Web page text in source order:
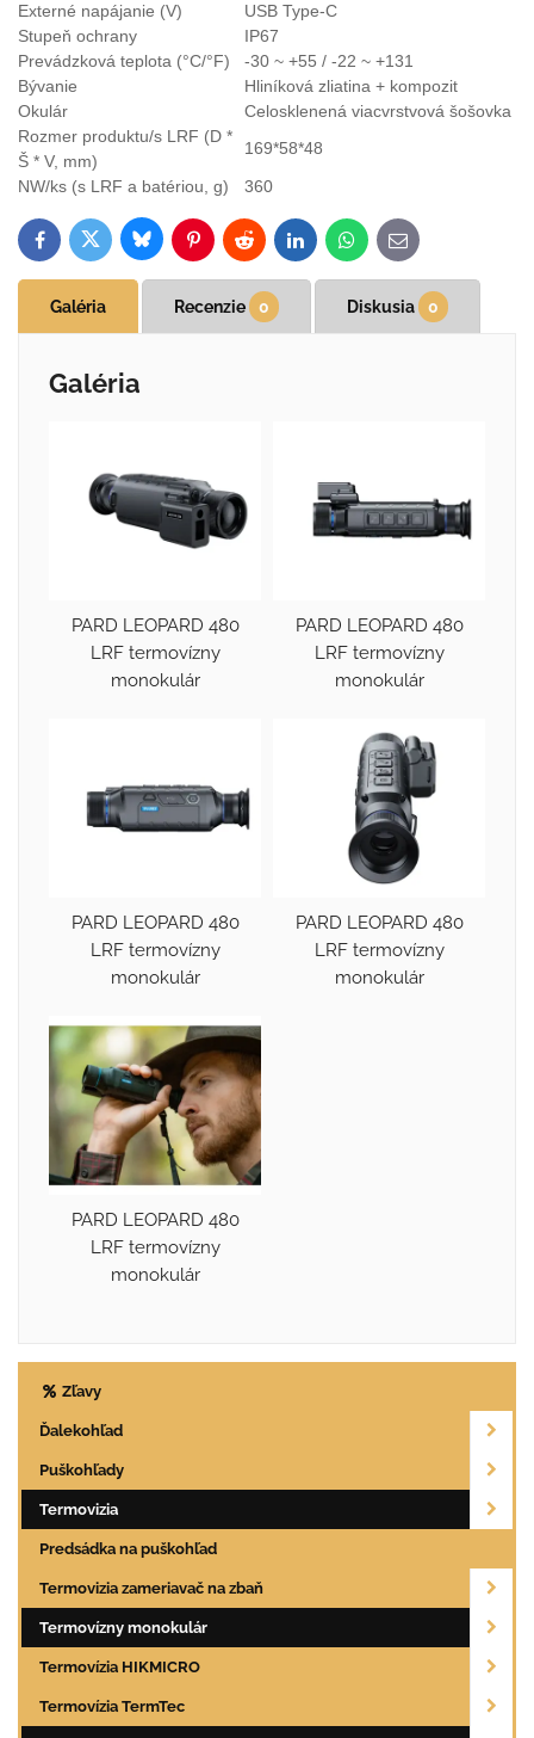
Externé napájanie (V)
USB Type-C
Stupeň ochrany
IP67
Prevádzková teplota (°C/°F)
-30 ~ +55 / -22 ~ +131
Bývanie
Hliníková zliatina + kompozit
Okulár
Celosklenená viacvrstvová šošovka
Rozmer produktu/s LRF (D *
Š * V, mm)
169*58*48
NW/ks (s LRF a batériou, g)
360
FacebookTwitterBlueskyPinterestReddit LinkedInWhatsApp
E-
mail
Galéria Recenzie 0 Diskusia 0
Galéria
PARD LEOPARD 480
LRF termovízny
monokulár
PARD LEOPARD 480
LRF termovízny
monokulár
PARD LEOPARD 480
LRF termovízny
monokulár
PARD LEOPARD 480
LRF termovízny
monokulár
PARD LEOPARD 480
LRF termovízny
monokulár
Zľavy
Ďalekohľad
Puškohľady
Termovizia
Predsádka na puškohľad
Termovizia zameriavač na zbaň
Termovízny monokulár
Termovízia HIKMICRO
Termovízia TermTec